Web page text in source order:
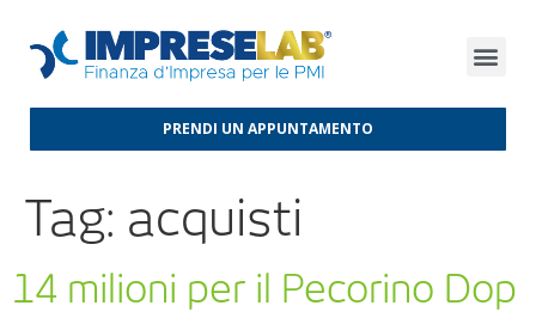
PRENDI UN APPUNTAMENTO
Tag: acquisti
14 milioni per il Pecorino Dop